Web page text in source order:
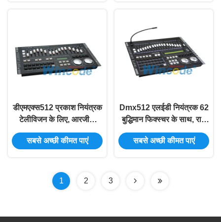
डीएमएक्स512 प्रकाश नियंत्रक
टेलीविजन के लिए, आरजीबी
एलईडी नियंत्रक एकीकृत सर्किट
डिजाइन
सबसे अच्छी कीमत पाएं
Dmx512 एलईडी नियंत्रक 62
बुद्धिमान फिक्स्चर के साथ, रात
क्लब के लिए डीजे प्रकाश
नियंत्रक
सबसे अच्छी कीमत पाएं
1 2 3